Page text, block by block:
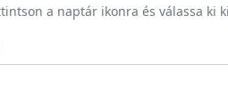
a naptár ikonra és válassa ki